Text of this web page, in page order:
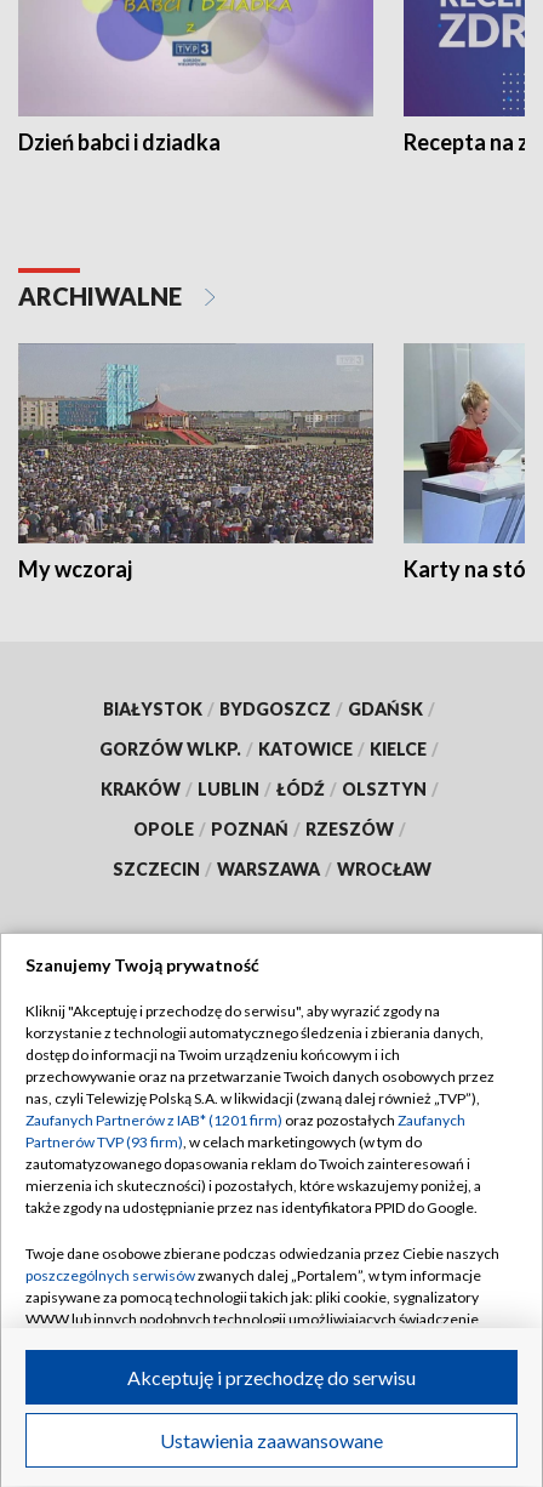
Dzień babci i dziadka Recepta na
ARCHIWALNE
My wczoraj Karty na
BIAŁYSTOK / BYDGOSZCZ / GDAŃSK /
GORZÓW WLKP. / KATOWICE / KIELCE /
KRAKÓW / LUBLIN / ŁÓDŹ / OLSZTYN /
OPOLE / POZNAŃ / RZESZÓW /
SZCZECIN / WARSZAWA / WROCŁAW
TVP
Abonament TVP
Emisja w TVP
Centrum informacji TVP
Naziemna Telewizja Cyfrowa
Rada Programowa
System NOS
Informacje o nadawcy
Program dla prasy
Ogłoszenie przetargowe
Regulamin TVP
Polityka prywatności
Moje zgody
Pomoc
Kontakt
Kanały
©2026 Telewizja Polska S.A. w likwidacji
Szanujemy Twoją prywatność
Kliknij "Akceptuję i przechodzę do serwisu", aby wyrazić zgody na
korzystanie z technologii automatycznego śledzenia i zbierania danych,
dostęp do informacji na Twoim urządzeniu końcowym i ich
przechowywanie oraz na przetwarzanie Twoich danych osobowych przez
nas, czyli Telewizję Polską S.A. w likwidacji (zwaną dalej również „TVP”),
Zaufanych Partnerów z IAB* (1201 firm) oraz pozostałych Zaufanych
Partnerów TVP (93 firm), w celach marketingowych (w tym do
zautomatyzowanego dopasowania reklam do Twoich zainteresowań i
mierzenia ich skuteczności) i pozostałych, które wskazujemy poniżej, a
także zgody na udostępnianie przez nas identyfikatora PPID do Google.
Twoje dane osobowe zbierane podczas odwiedzania przez Ciebie naszych
poszczególnych serwisówzwanych dalej „Portalem”, w tym informacje
zapisywane za pomocą technologii takich jak: pliki cookie, sygnalizatory
WWW lub innych podobnych technologii umożliwiających świadczenie
ruchu w Internecie.
Twoje dane osobowe zbierane podczas odwiedzania przez Ciebie
poszczególnych serwisówna Portalu, takie jak adresy IP, identyfikatory
Ustawienia zaawansowane
Akceptuję i przechodzę do serwisu